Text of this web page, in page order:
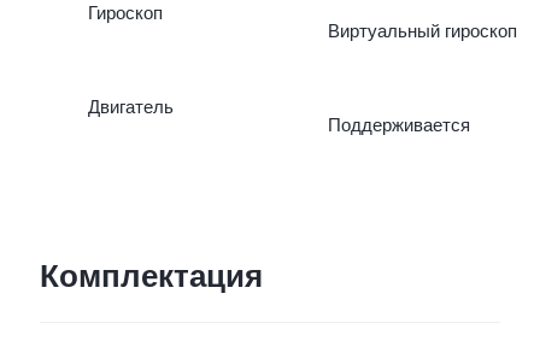
Гироскоп
Виртуальный гироскоп
Двигатель
Поддерживается
Комплектация